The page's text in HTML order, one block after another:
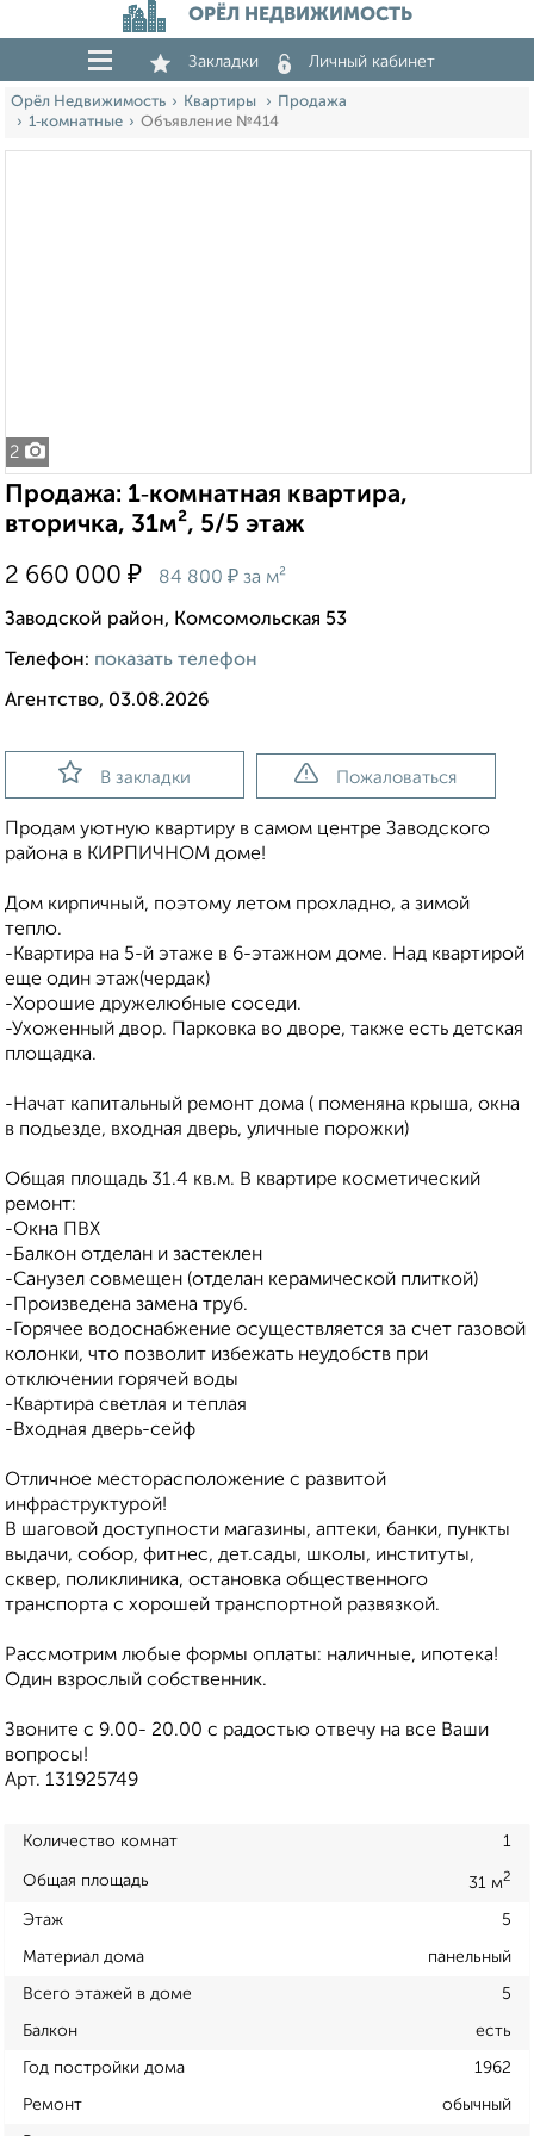
ОРЁЛ НЕДВИЖИМОСТЬ
Закладки Личный кабинет
Орёл Недвижимость Квартиры
Продажа
1‑комнатные
Объявление №414
2
Продажа: 1‑комнатная квартира,
вторичка, 31м², 5/5 этаж
2 660 000 ₽ 84 800 ₽ за м²
Заводской район, Комсомольская 53
Телефон: показать телефон
Агентство, 03.08.2026
В закладки Пожаловаться
Продам уютную квартиру в самом центре Заводского
района в КИРПИЧНОМ доме!
Дом кирпичный, поэтому летом прохладно, а зимой
тепло.
-Квартира на 5-й этаже в 6-этажном доме. Над квартирой
еще один этаж(чердак)
-Хорошие дружелюбные соседи.
-Ухоженный двор. Парковка во дворе, также есть детская
площадка.
-Начат капитальный ремонт дома ( поменяна крыша, окна
в подьезде, входная дверь, уличные порожки)
Общая площадь 31.4 кв.м. В квартире косметический
ремонт:
-Окна ПВХ
-Балкон отделан и застеклен
-Санузел совмещен (отделан керамической плиткой)
-Произведена замена труб.
-Горячее водоснабжение осуществляется за счет газовой
колонки, что позволит избежать неудобств при
отключении горячей воды
-Квартира светлая и теплая
-Входная дверь-сейф
Отличное месторасположение с развитой
инфраструктурой!
В шаговой доступности магазины, аптеки, банки, пункты
выдачи, собор, фитнес, дет.сады, школы, институты,
сквер, поликлиника, остановка общественного
транспорта с хорошей транспортной развязкой.
Рассмотрим любые формы оплаты: наличные, ипотека!
Один взрослый собственник.
Звоните с 9.00- 20.00 с радостью отвечу на все Ваши
вопросы!
Арт. 131925749
Количество комнат 1
Общая площадь 31 м2
Этаж 5
Материал дома панельный
Всего этажей в доме 5
Балкон есть
Год постройки дома 1962
Ремонт обычный